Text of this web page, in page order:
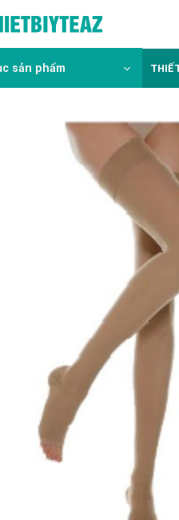
sản phẩm